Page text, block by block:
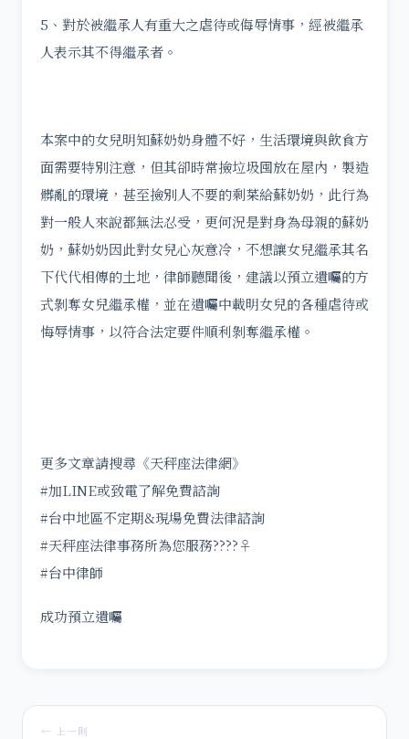
5、對於被繼承人有重大之虐待或侮辱情事，經被繼承
人表示其不得繼承者。
本案中的女兒明知蘇奶奶身體不好，生活環境與飲食方
面需要特別注意，但其卻時常撿垃圾囤放在屋內，製造
髒亂的環境，甚至撿別人不要的剩菜給蘇奶奶，此行為
對一般人來說都無法忍受，更何況是對身為母親的蘇奶
奶，蘇奶奶因此對女兒心灰意冷，不想讓女兒繼承其名
下代代相傳的土地，律師聽聞後，建議以預立遺囑的方
式剝奪女兒繼承權，並在遺囑中載明女兒的各種虐待或
悔辱情事，以符合法定要件順利剝奪繼承權。
更多文章請搜尋《天秤座法律網》
#加LINE或致電了解免費諮詢
#台中地區不定期&現場免費法律諮詢
#天秤座法律事務所為您服務????‍♀️
#台中律師
成功預立遺囑
← 上一則